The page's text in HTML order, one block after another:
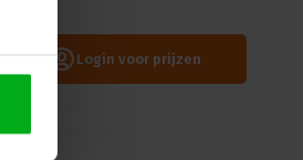
Login voor prijzen